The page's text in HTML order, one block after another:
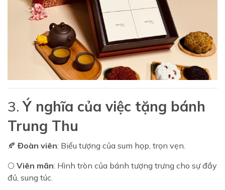
3.Ý nghĩa của việc tặng bánh
Trung Thu
🍂 Đoàn viên: Biểu tượng của sum họp, trọn vẹn.
🌕 Viên mãn: Hình tròn của bánh tượng trưng cho sự đầy
đủ, sung túc.